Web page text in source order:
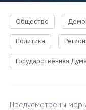
Общество
Политика
Государственная
Предусмотрены